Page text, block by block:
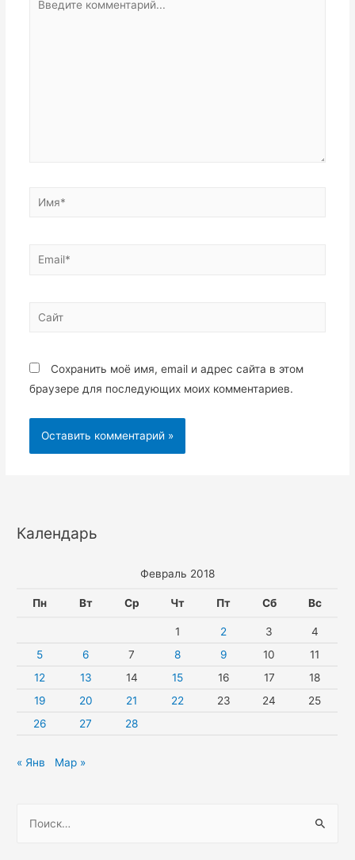
Имя*
Email*
Сайт
Сохранить моё имя, email и адрес сайта в этом
браузере для последующих моих комментариев.
Календарь
Февраль 2018
Пн Вт Ср Чт Пт Сб Вс
1 2 3
4
5
6 7 8 9 10
11
12
13 14 15 16 17
18
19
20 21 22 23 24
25
26
27 28
« Янв Мар »